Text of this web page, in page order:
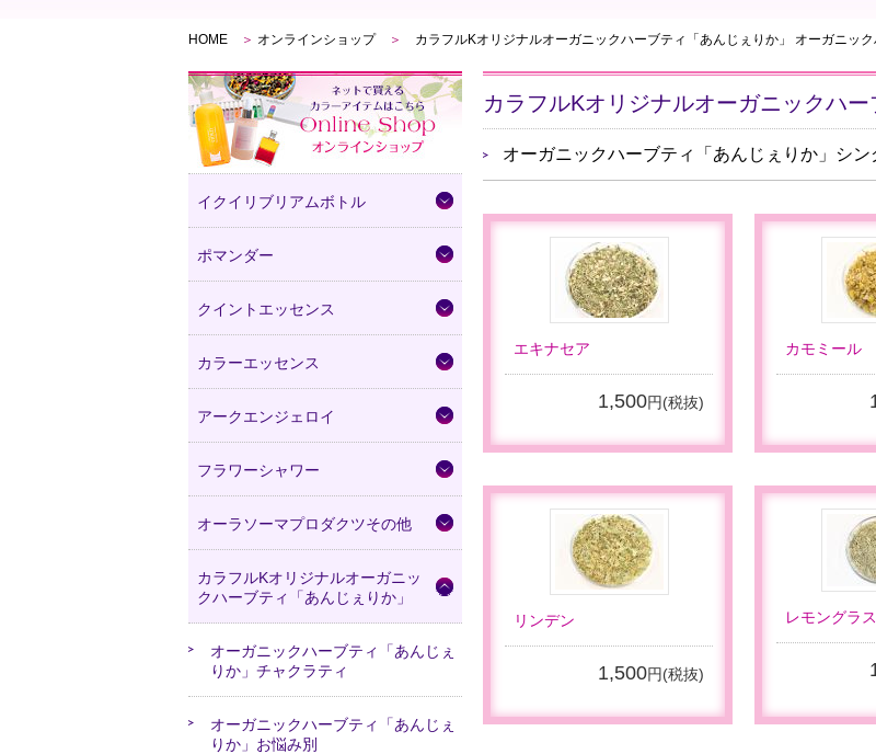
HOME ＞ オンラインショップ ＞ カラフルKオリジナルオーガニックハーブティ「あんじぇりか」 オーガニッ
イクイリブリアムボトル
ポマンダー
クイントエッセンス
カラーエッセンス
アークエンジェロイ
フラワーシャワー
オーラソーマプロダクツその他
カラフルKオリジナルオーガニッ
クハーブティ「あんじぇりか」
オーガニックハーブティ「あんじぇ
りか」チャクラティ
オーガニックハーブティ「あんじぇ
りか」お悩み別
カラフルKオリジナルオーガニックハー
オーガニックハーブティ「あんじぇりか」シ
エキナセア
1,500円(税抜)
カモミール
リンデン
1,500円(税抜)
レモングラス